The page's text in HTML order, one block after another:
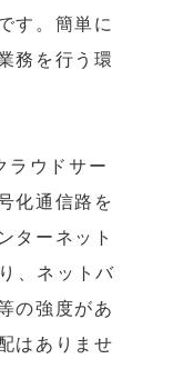
す。簡単に
務を行う環
ラウドサー
化通信路を
ターネット
、ネットバ
の強度があ
はありませ